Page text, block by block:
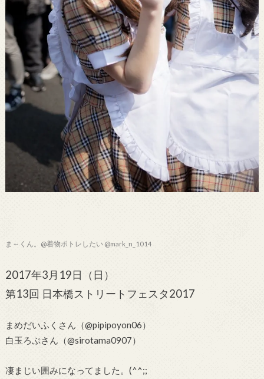
ま～くん。@着物ポトレしたい @mark_n_1014
2017年3月19日（日）
第13回 日本橋ストリートフェスタ2017
まめだいふくさん（@pipipoyon06）
白玉ろぷさん（@sirotama0907）
凄まじい囲みになってました。(^^;;